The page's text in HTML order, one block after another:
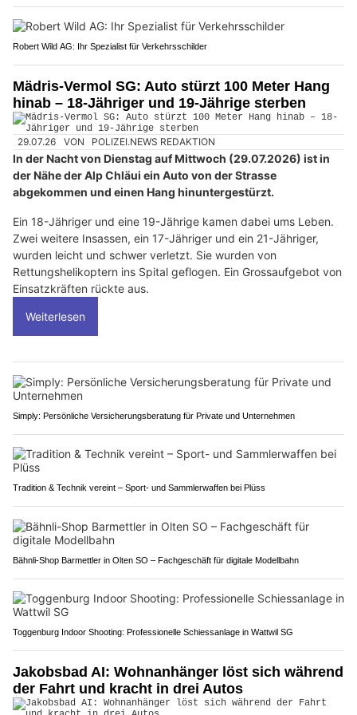
Robert Wild AG: Ihr Spezialist für Verkehrsschilder
Mädris-Vermol SG: Auto stürzt 100 Meter Hang
hinab – 18-Jähriger und 19-Jährige sterben
29.07.26 VON POLIZEI.NEWS REDAKTION
In der Nacht von Dienstag auf Mittwoch (29.07.2026) ist in
der Nähe der Alp Chläui ein Auto von der Strasse
abgekommen und einen Hang hinuntergestürzt.
Ein 18-Jähriger und eine 19-Jährige kamen dabei ums Leben.
Zwei weitere Insassen, ein 17-Jähriger und ein 21-Jähriger,
wurden leicht und schwer verletzt. Sie wurden von
Rettungshelikoptern ins Spital geflogen. Ein Grossaufgebot von
Einsatzkräften rückte aus.
Weiterlesen
Simply: Persönliche Versicherungsberatung für Private und Unternehmen
Tradition & Technik vereint – Sport- und Sammlerwaffen bei Plüss
Bähnli-Shop Barmettler in Olten SO – Fachgeschäft für digitale Modellbahn
Toggenburg Indoor Shooting: Professionelle Schiessanlage in Wattwil SG
Jakobsbad AI: Wohnanhänger löst sich während
der Fahrt und kracht in drei Autos